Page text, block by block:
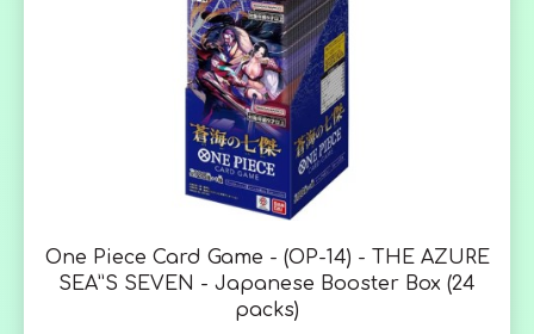
One Piece Card Game - (OP-14) - THE AZURE
SEA”S SEVEN - Japanese Booster Box (24
packs)